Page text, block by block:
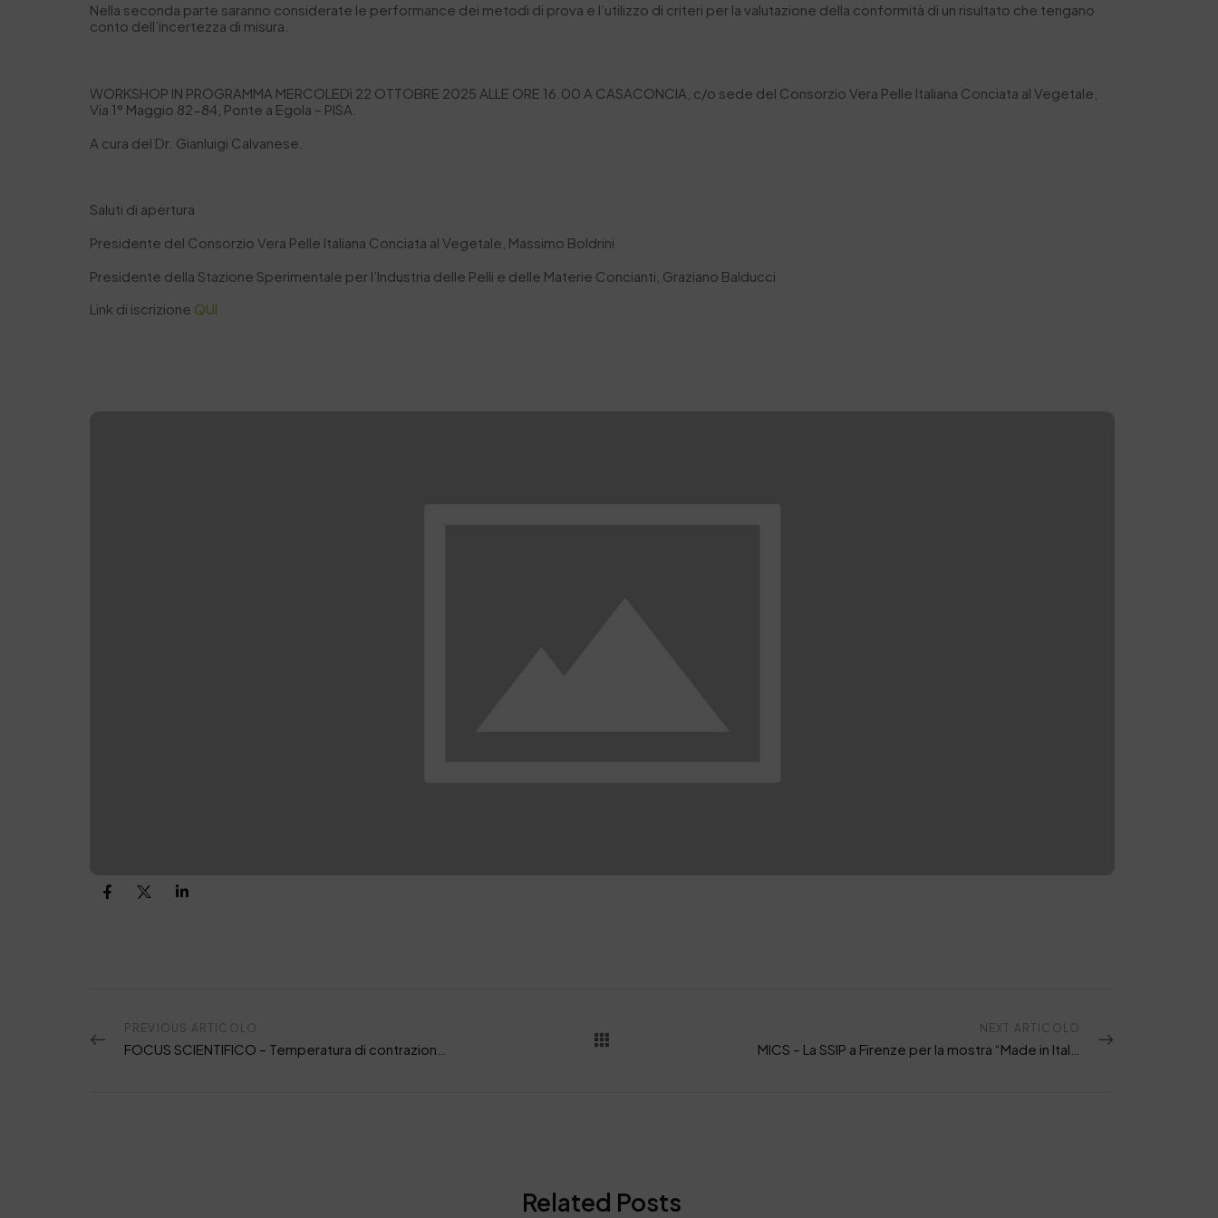
Nella seconda parte saranno considerate le performance dei metodi di prova e l’utilizzo di criteri per la valutazione della conformità di un risultato che tengano
conto dell’incertezza di misura.
WORKSHOP IN PROGRAMMA MERCOLEDì 22 OTTOBRE 2025 ALLE ORE 16.00 A CASACONCIA, c/o sede del Consorzio Vera Pelle Italiana Conciata al Vegetale,
Via 1° Maggio 82-84, Ponte a Egola – PISA.
A cura del Dr. Gianluigi Calvanese.
Saluti di apertura
Presidente del Consorzio Vera Pelle Italiana Conciata al Vegetale, Massimo Boldrini
Presidente della Stazione Sperimentale per l’Industria delle Pelli e delle Materie Concianti, Graziano Balducci
Link di iscrizione QUI
PREVIOUS ARTICOLO NEXT ARTICOLO
Related Posts